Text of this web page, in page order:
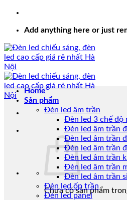
Add anything here or just
Chưa có sản phẩm
Home
Sản phẩm
Đèn led âm trần
Đèn led 3 chế độ
Đèn led âm trần
Đèn led âm trần
Đèn led âm trần
Đèn led âm trần
Đèn led âm trần
Đèn led âm trần
Đèn led ốp trần
Đèn led panel